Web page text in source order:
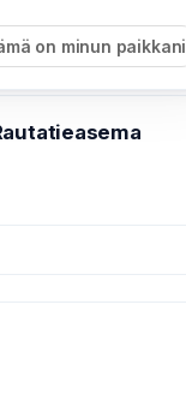
on minun paikkani